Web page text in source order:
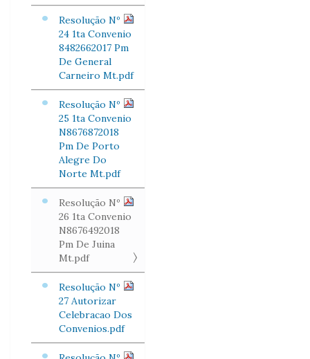
Resolução Nº
24 1ta Convenio
8482662017 Pm
De General
Carneiro Mt.pdf
Resolução Nº
25 1ta Convenio
N8676872018
Pm De Porto
Alegre Do
Norte Mt.pdf
Resolução Nº
26 1ta Convenio
N8676492018
Pm De Juina
Mt.pdf
Resolução Nº
27 Autorizar
Celebracao Dos
Convenios.pdf